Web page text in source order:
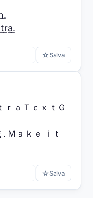
☆Salva
ｒａＴｅｘｔＧ
Ｍａｋｅ ｉｔ
☆Salva